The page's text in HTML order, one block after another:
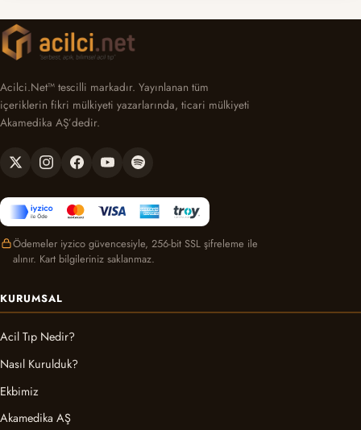
Acilci.Net™ tescilli markadır. Yayınlanan tüm
içeriklerin fikri mülkiyeti yazarlarında, ticari mülkiyeti
Akamedika AŞ’dedir.
Ödemeler iyzico güvencesiyle, 256-bit SSL şifreleme ile
alınır. Kart bilgileriniz saklanmaz.
KURUMSAL
Acil Tıp Nedir?
Nasıl Kurulduk?
Ekbimiz
Akamedika AŞ